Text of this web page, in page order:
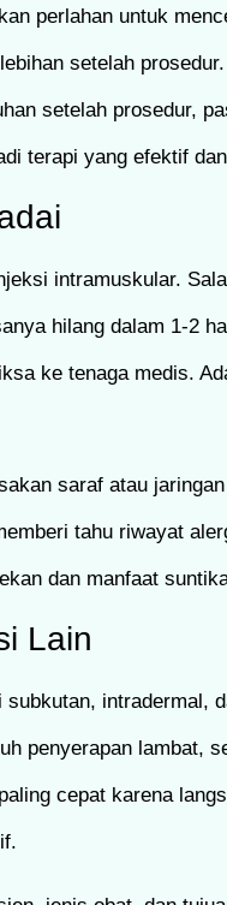
perlahan untuk
setelah
setelah prosedur,
terapi yang efektif
intramuskular.
hilang dalam 1-2
ke tenaga medis.
saraf atau
tahu riwayat
dan manfaat
Lain
intradermal,
penyerapan lambat,
cepat karena